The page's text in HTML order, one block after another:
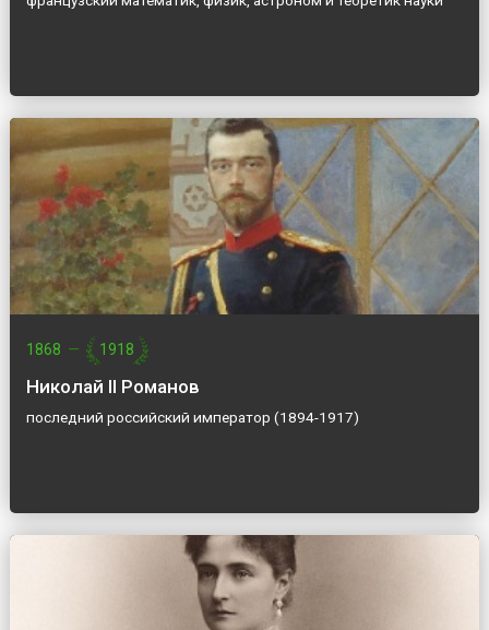
1868 — 1918
Николай II Романов
последний российский император (1894-1917)